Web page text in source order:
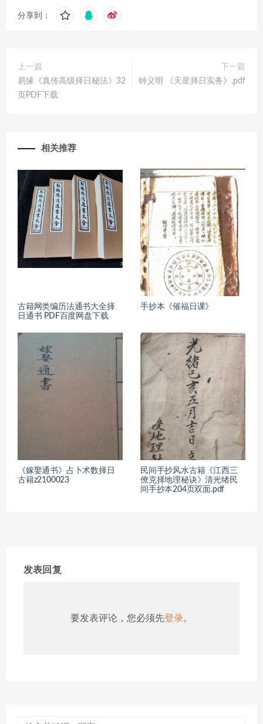
分享到：
上一篇
易缘《真传高级择日秘法》32
页PDF下载
下一篇
钟义明 《天星择日实务》.pdf
相关推荐
古籍网类编历法通书大全择
日通书 PDF百度网盘下载
手抄本《催福日课》
《嫁娶通书》占卜术数择日
古籍z2100023
民间手抄风水古籍《江西三
僚克择地理秘诀》清光绪民
间手抄本204页双面.pdf
发表回复
要发表评论，您必须先登录。